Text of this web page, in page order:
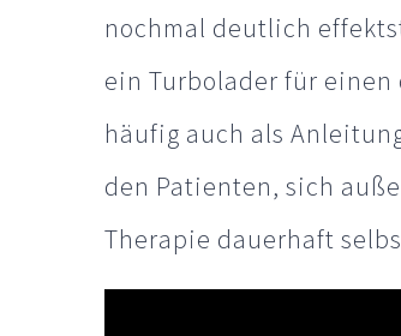
nochmal deutlich
ein Turbolader für
häufig auch als
den Patienten, sich
Therapie dauerhaft